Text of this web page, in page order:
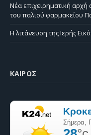
Νέα επιχειρηματική
του παλιού φαρμακείου
Η λιτάνευση της Ιερής
ΚΑΙΡΌΣ